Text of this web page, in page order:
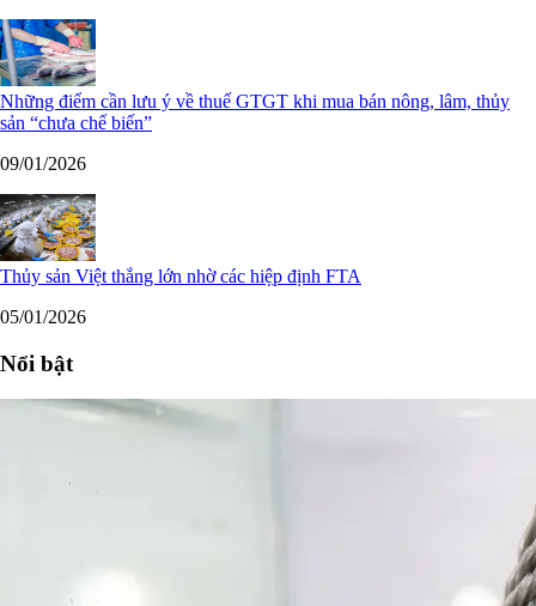
Những điểm cần lưu ý về thuế GTGT khi mua bán nông, lâm, thủy
sản “chưa chế biến”
09/01/2026
Thủy sản Việt thắng lớn nhờ các hiệp định FTA
05/01/2026
Nổi bật